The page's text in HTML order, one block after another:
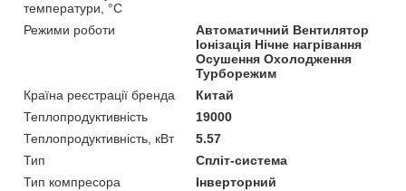
температури, °C
Режими роботи
Автоматичний Вентилятор
Іонізація Нічне нагрівання
Осушення Охолодження
Турборежим
Країна реєстрації бренда
Китай
Теплопродуктивність
19000
Теплопродуктивність, кВт
5.57
Тип
Спліт-система
Тип компресора
Інверторний